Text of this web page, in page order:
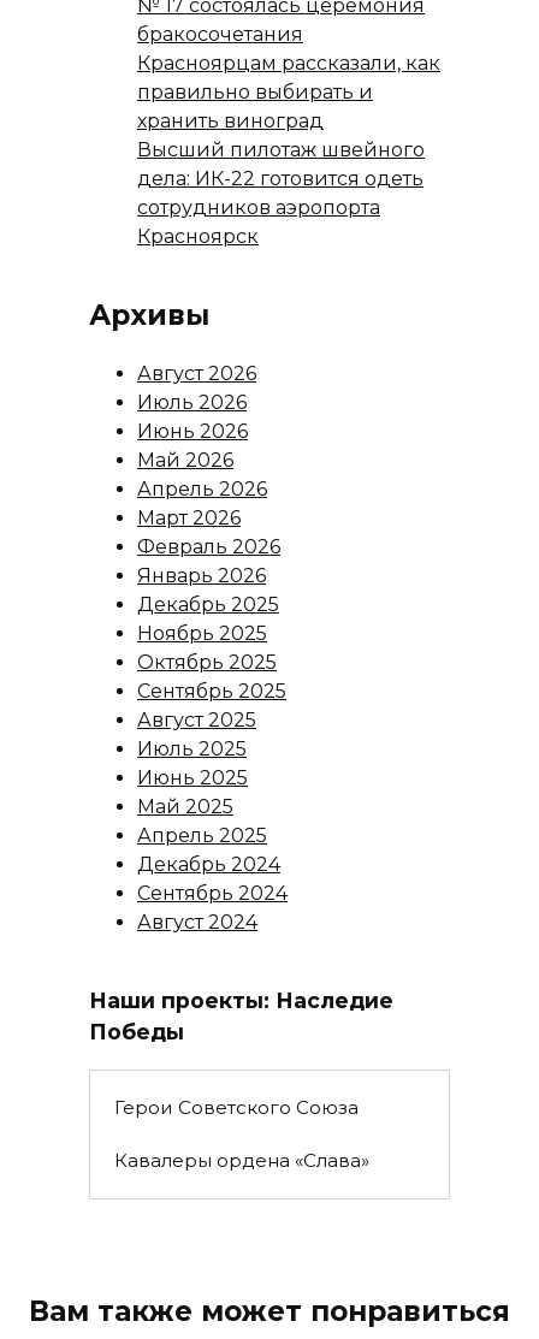
№ 17 состоялась церемония
бракосочетания
Красноярцам рассказали, как
правильно выбирать и
хранить виноград
Высший пилотаж швейного
дела: ИК-22 готовится одеть
сотрудников аэропорта
Красноярск
Архивы
Август 2026
Июль 2026
Июнь 2026
Май 2026
Апрель 2026
Март 2026
Февраль 2026
Январь 2026
Декабрь 2025
Ноябрь 2025
Октябрь 2025
Сентябрь 2025
Август 2025
Июль 2025
Июнь 2025
Май 2025
Апрель 2025
Декабрь 2024
Сентябрь 2024
Август 2024
Наши проекты: Наследие
Победы
Герои Советского Союза
Кавалеры ордена «Слава»
Вам также может понравиться